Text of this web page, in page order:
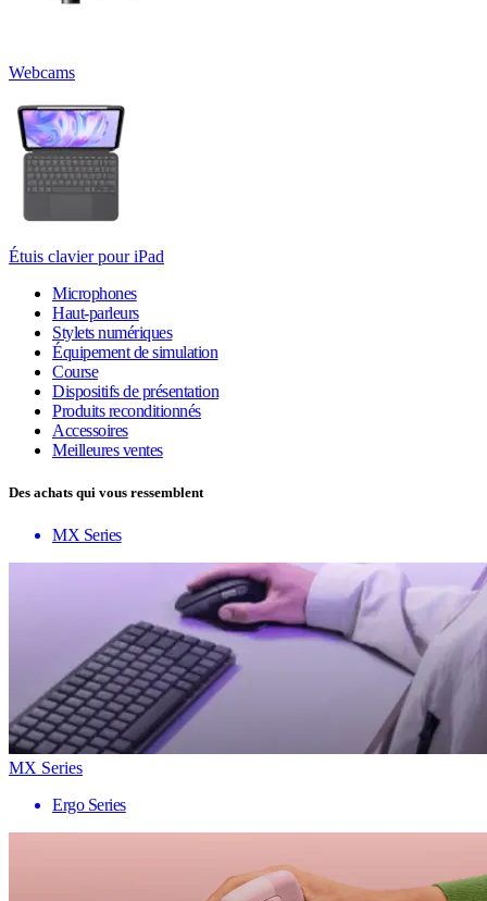
Webcams
Étuis clavier pour iPad
Microphones
Haut-parleurs
Stylets numériques
Équipement de simulation
Course
Dispositifs de présentation
Produits reconditionnés
Accessoires
Meilleures ventes
Des achats qui vous ressemblent
MX Series
MX Series
Ergo Series